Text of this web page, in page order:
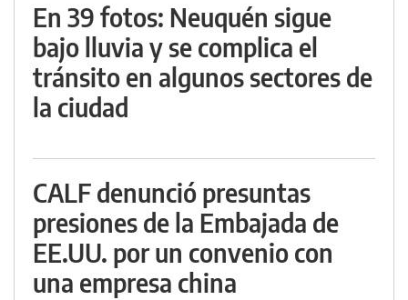
En 39 fotos: Neuquén sigue
bajo lluvia y se complica el
tránsito en algunos sectores de
la ciudad
CALF denunció presuntas
presiones de la Embajada de
EE.UU. por un convenio con
una empresa china